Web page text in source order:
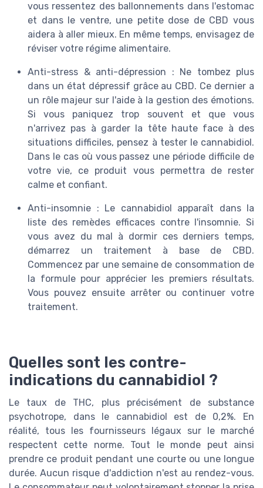
vous ressentez des ballonnements dans l'estomac
et dans le ventre, une petite dose de CBD vous
aidera à aller mieux. En même temps, envisagez de
réviser votre régime alimentaire.
Anti-stress & anti-dépression : Ne tombez plus
dans un état dépressif grâce au CBD. Ce dernier a
un rôle majeur sur l'aide à la gestion des émotions.
Si vous paniquez trop souvent et que vous
n'arrivez pas à garder la tête haute face à des
situations difficiles, pensez à tester le cannabidiol.
Dans le cas où vous passez une période difficile de
votre vie, ce produit vous permettra de rester
calme et confiant.
Anti-insomnie : Le cannabidiol apparaît dans la
liste des remèdes efficaces contre l'insomnie. Si
vous avez du mal à dormir ces derniers temps,
démarrez un traitement à base de CBD.
Commencez par une semaine de consommation de
la formule pour apprécier les premiers résultats.
Vous pouvez ensuite arrêter ou continuer votre
traitement.
Quelles sont les contre-
indications du cannabidiol ?
Le taux de THC, plus précisément de substance
psychotrope, dans le cannabidiol est de 0,2%. En
réalité, tous les fournisseurs légaux sur le marché
respectent cette norme. Tout le monde peut ainsi
prendre ce produit pendant une courte ou une longue
durée. Aucun risque d'addiction n'est au rendez-vous.